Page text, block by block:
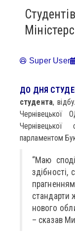
Super User
ДО ДНЯ
студента,
Чернівецької
парламентом
“Маю
здібності,
стандарти
нового
– сказав